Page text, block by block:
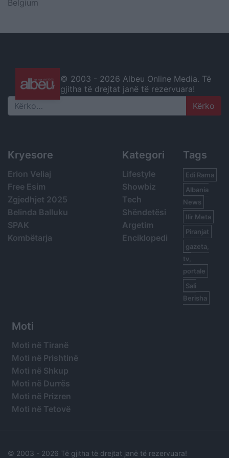
Belgium
© 2003 - 2026 Albeu Online Media. Të
gjitha të drejtat janë të rezervuara!
Search
Kryesore
Erion Veliaj
Free Esim
Zgjedhjet 2025
Belinda Balluku
SPAK
Kombëtarja
Kategori
Lifestyle
Showbiz
Tech
Shëndetësi
Argetim
Enciklopedi
Tags
Edi Rama
Albania
News
Ilir Meta
Piranjat
gazeta,
tv,
portale
Sali
Berisha
Moti
Moti në Tiranë
Moti në Prishtinë
Moti në Shkup
Moti në Durrës
Moti në Prizren
Moti në Tetovë
© 2003 - 2026 Të gjitha të drejtat janë të rezervuara!